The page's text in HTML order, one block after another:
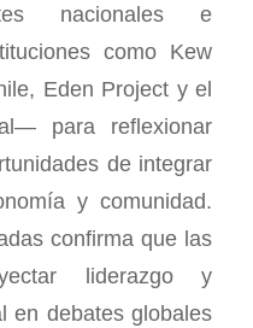
nacionales e
como Kew
Eden Project y el
para reflexionar
de integrar
y comunidad.
confirma que las
liderazgo y
en debates globales